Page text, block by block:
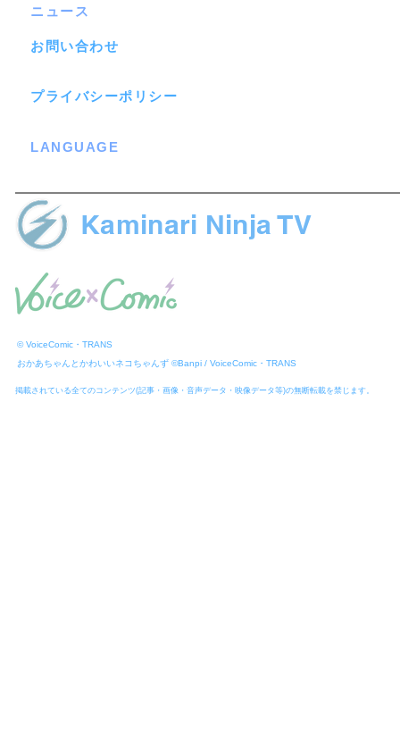
お問い合わせ
LANGUAGE
ニュース
Kaminari Ninja TV
プライバシーポリシー
© VoiceComic・TRANS
おかあちゃんとかわいいネコちゃんず ©Banpi / VoiceComic・TRANS
掲載されている全てのコンテンツ(記事・画像・音声データ・映像データ等)​の無断転載を禁じます。